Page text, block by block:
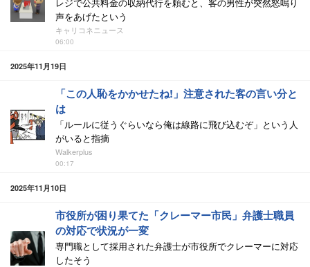
声をあげたという
キャリコネニュース
06:00
2025年11月19日
「この人恥をかかせたね!」注意された客の言い分と
は
「ルールに従うぐらいなら俺は線路に飛び込むぞ」という人
がいると指摘
Walkerplus
00:17
2025年11月10日
市役所が困り果てた「クレーマー市民」弁護士職員
の対応で状況が一変
専門職として採用された弁護士が市役所でクレーマーに対応
したそう